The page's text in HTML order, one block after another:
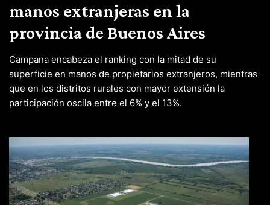
manos extranjeras en la
provincia de Buenos Aires
Campana encabeza el ranking con la mitad de su
superficie en manos de propietarios extranjeros, mientras
que en los distritos rurales con mayor extensión la
participación oscila entre el 6% y el 13%.